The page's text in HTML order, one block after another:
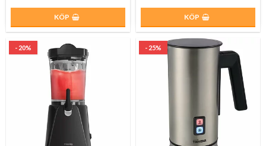
KÖP KÖP
- 20% - 25%